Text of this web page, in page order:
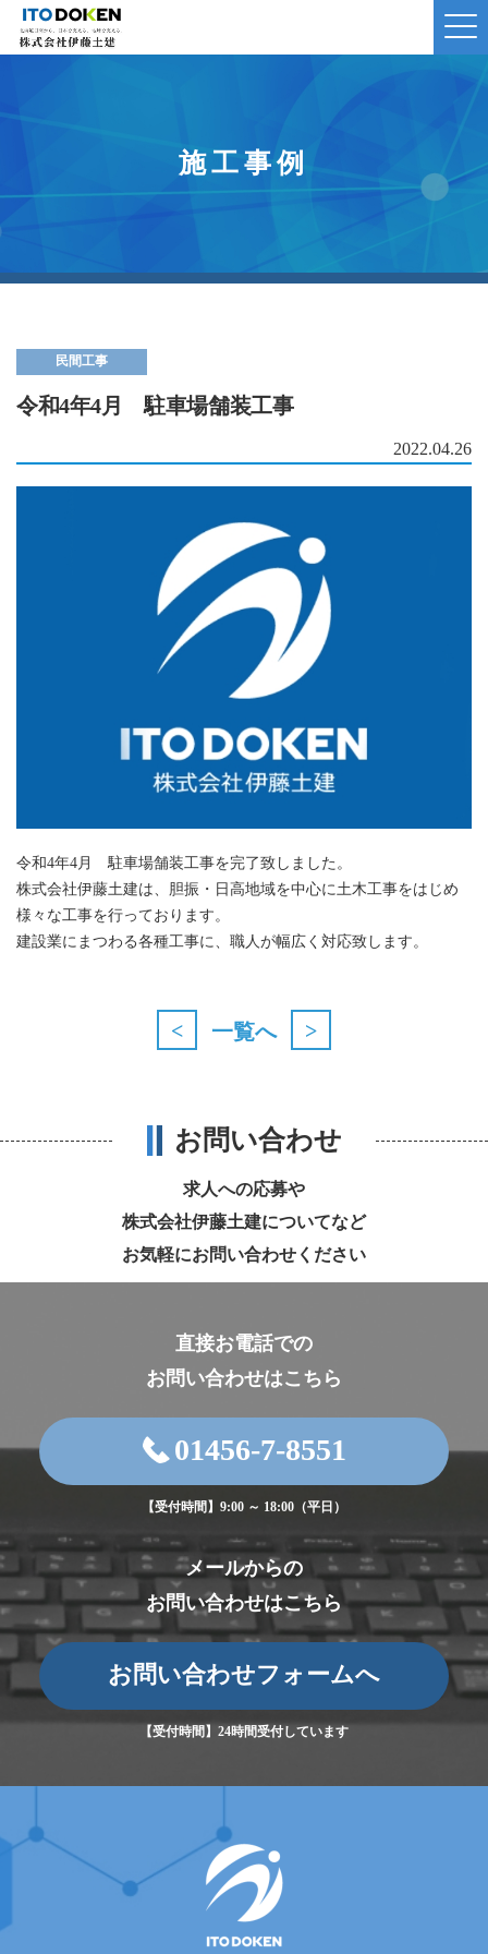
施工事例
民間工事
令和4年4月 駐車場舗装工事
2022.04.26
令和4年4月 駐車場舗装工事を完了致しました。
株式会社伊藤土建は、胆振・日高地域を中心に土木工事をはじめ
様々な工事を行っております。
建設業にまつわる各種工事に、職人が幅広く対応致します。
< 一覧へ >
お問い合わせ
求人への応募や
株式会社伊藤土建についてなど
お気軽にお問い合わせください
直接お電話での
お問い合わせはこちら
01456-7-8551
【受付時間】9:00 ～ 18:00（平日）
メールからの
お問い合わせはこちら
お問い合わせフォームへ
【受付時間】24時間受付しています